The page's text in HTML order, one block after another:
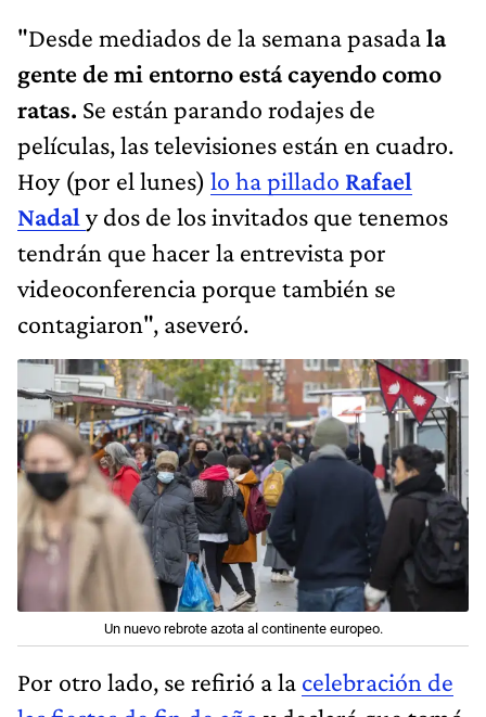
"Desde mediados de la semana pasadala
gente de mi entorno está cayendo como
ratas. Se están parando rodajes de
películas, las televisiones están en cuadro.
Hoy (por el lunes) lo ha pillado Rafael
Nadal y dos de los invitados que tenemos
tendrán que hacer la entrevista por
videoconferencia porque también se
contagiaron", aseveró.
Un nuevo rebrote azota al continente europeo.
Por otro lado, se refirió a la celebración de